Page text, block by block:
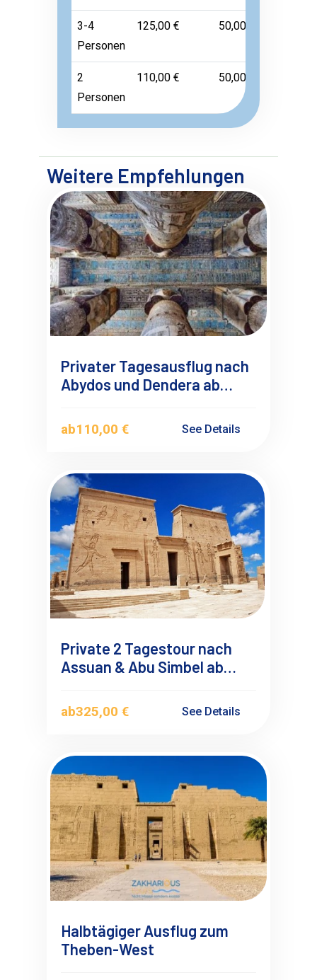
3-4
Personen
125,00 € 50,00 €
2
Personen
110,00 € 50,00 €
Weitere Empfehlungen
Privater Tagesausflug nach
Abydos und Dendera ab
ab110,00 € See Details
Private 2 Tagestour nach
Assuan & Abu Simbel ab
ab325,00 € See Details
Halbtägiger Ausflug zum
Theben-West